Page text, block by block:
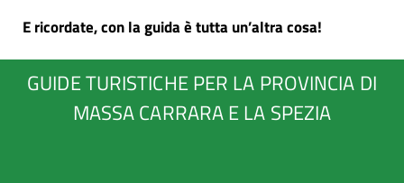
E ricordate, con la guida è tutta un’altra cosa!
GUIDE TURISTICHE PER LA PROVINCIA DI
MASSA CARRARA E LA SPEZIA